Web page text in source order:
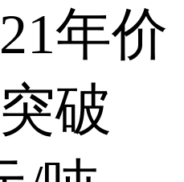
年价
破